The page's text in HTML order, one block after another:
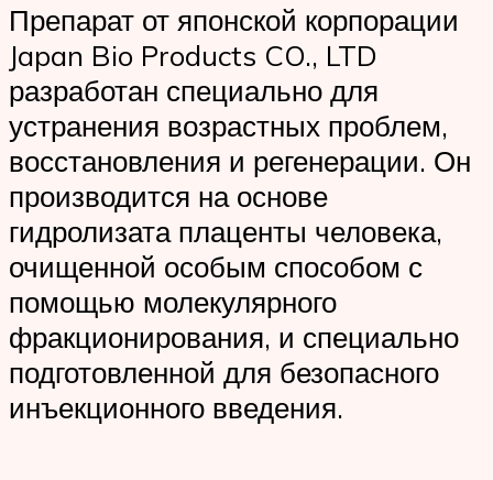
Препарат от японской корпорации
Japan Bio Products CO., LTD
разработан специально для
устранения возрастных проблем,
восстановления и регенерации. Он
производится на основе
гидролизата плаценты человека,
очищенной особым способом с
помощью молекулярного
фракционирования, и специально
подготовленной для безопасного
инъекционного введения.